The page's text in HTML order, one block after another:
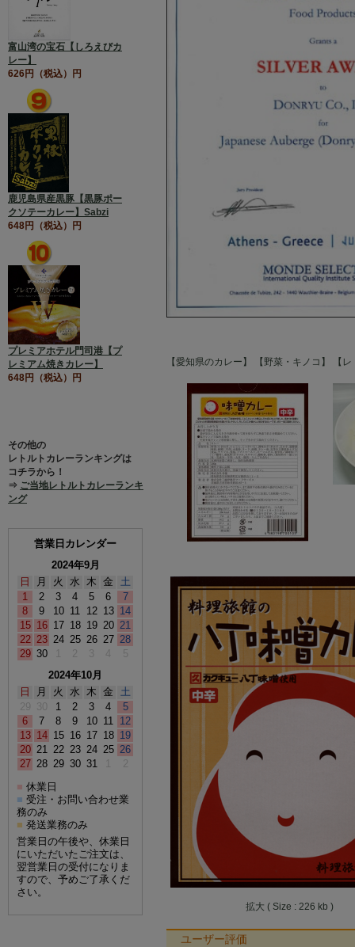
富山湾の宝石【しろえびカ
レー】
626円（税込）円
鹿児島県産黒豚【黒豚ポー
クソテーカレー】Sabzi
648円（税込）円
プレミアホテル門司港【プ
レミアム焼きカレー】
648円（税込）円
その他の
レトルトカレーランキングは
コチラから！
⇒ ご当地レトルトカレーランキ
ング
営業日カレンダー
2024年9月
日
月 火 水 木 金
土
1
2 3 4 5 6
7
8
9 10 11 12 13 14
15 16 17 18 19 20 21
22 23 24 25 26 27 28
29 30 1 2 3
5
2024年10月
日
月 火 水 木 金
土
29
30 1 2 3 4
5
6
7 8 9 10 11 12
13 14 15 16 17 18 19
20 21 22 23 24 25 26
27 28 29 30 31 1 2
■ 休業日
■ 受注・お問い合わせ業
務のみ
■ 発送業務のみ
営業日の午後や、休業日
にいただいたご注文は、
翌営業日の受付になりま
すので、予めご了承くだ
さい。
【愛知県のカレー】 【野菜・キノコ】 【
拡大 ( Size : 226 kb )
ユーザー評価